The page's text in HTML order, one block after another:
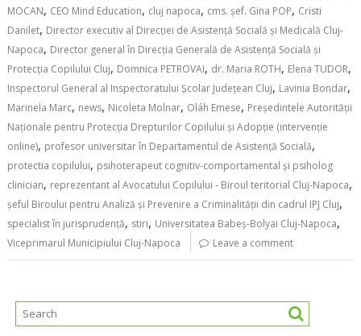
MOCAN, CEO Mind Education, cluj napoca, cms. șef. Gina POP, Cristi
Danilet, Director executiv al Direcţiei de Asistenţă Socială şi Medicală Cluj-
Napoca, Director general în Direcţia Generală de Asistenţă Socială şi
Protecţia Copilului Cluj, Domnica PETROVAI, dr. Maria ROTH, Elena TUDOR,
Inspectorul General al Inspectoratului Şcolar Judeţean Cluj, Lavinia Bondar,
Marinela Marc, news, Nicoleta Molnar, Oláh Emese, Preşedintele Autorităţii
Naţionale pentru Protecţia Drepturilor Copilului şi Adopţie (intervenţie
online), profesor universitar în Departamentul de Asistență Socială,
protectia copilului, psihoterapeut cognitiv-comportamental și psiholog
clinician, reprezentant al Avocatului Copilului - Biroul teritorial Cluj-Napoca,
şeful Biroului pentru Analiză şi Prevenire a Criminalităţii din cadrul IPJ Cluj,
specialist în jurisprudenţă, stiri, Universitatea Babeș-Bolyai Cluj-Napoca,
Viceprimarul Municipiului Cluj-Napoca Leave a comment